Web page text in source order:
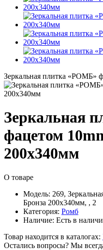
Зеркальная плитка «РОМБ»
Зеркальная
фацетом
200х340мм
О товаре
Модель: 269,
Бронза 200х340мм, , 2
Категория: Ромб
Наличие: Есть в
Товар находится в каталогах:
Остались вопросы? Мы